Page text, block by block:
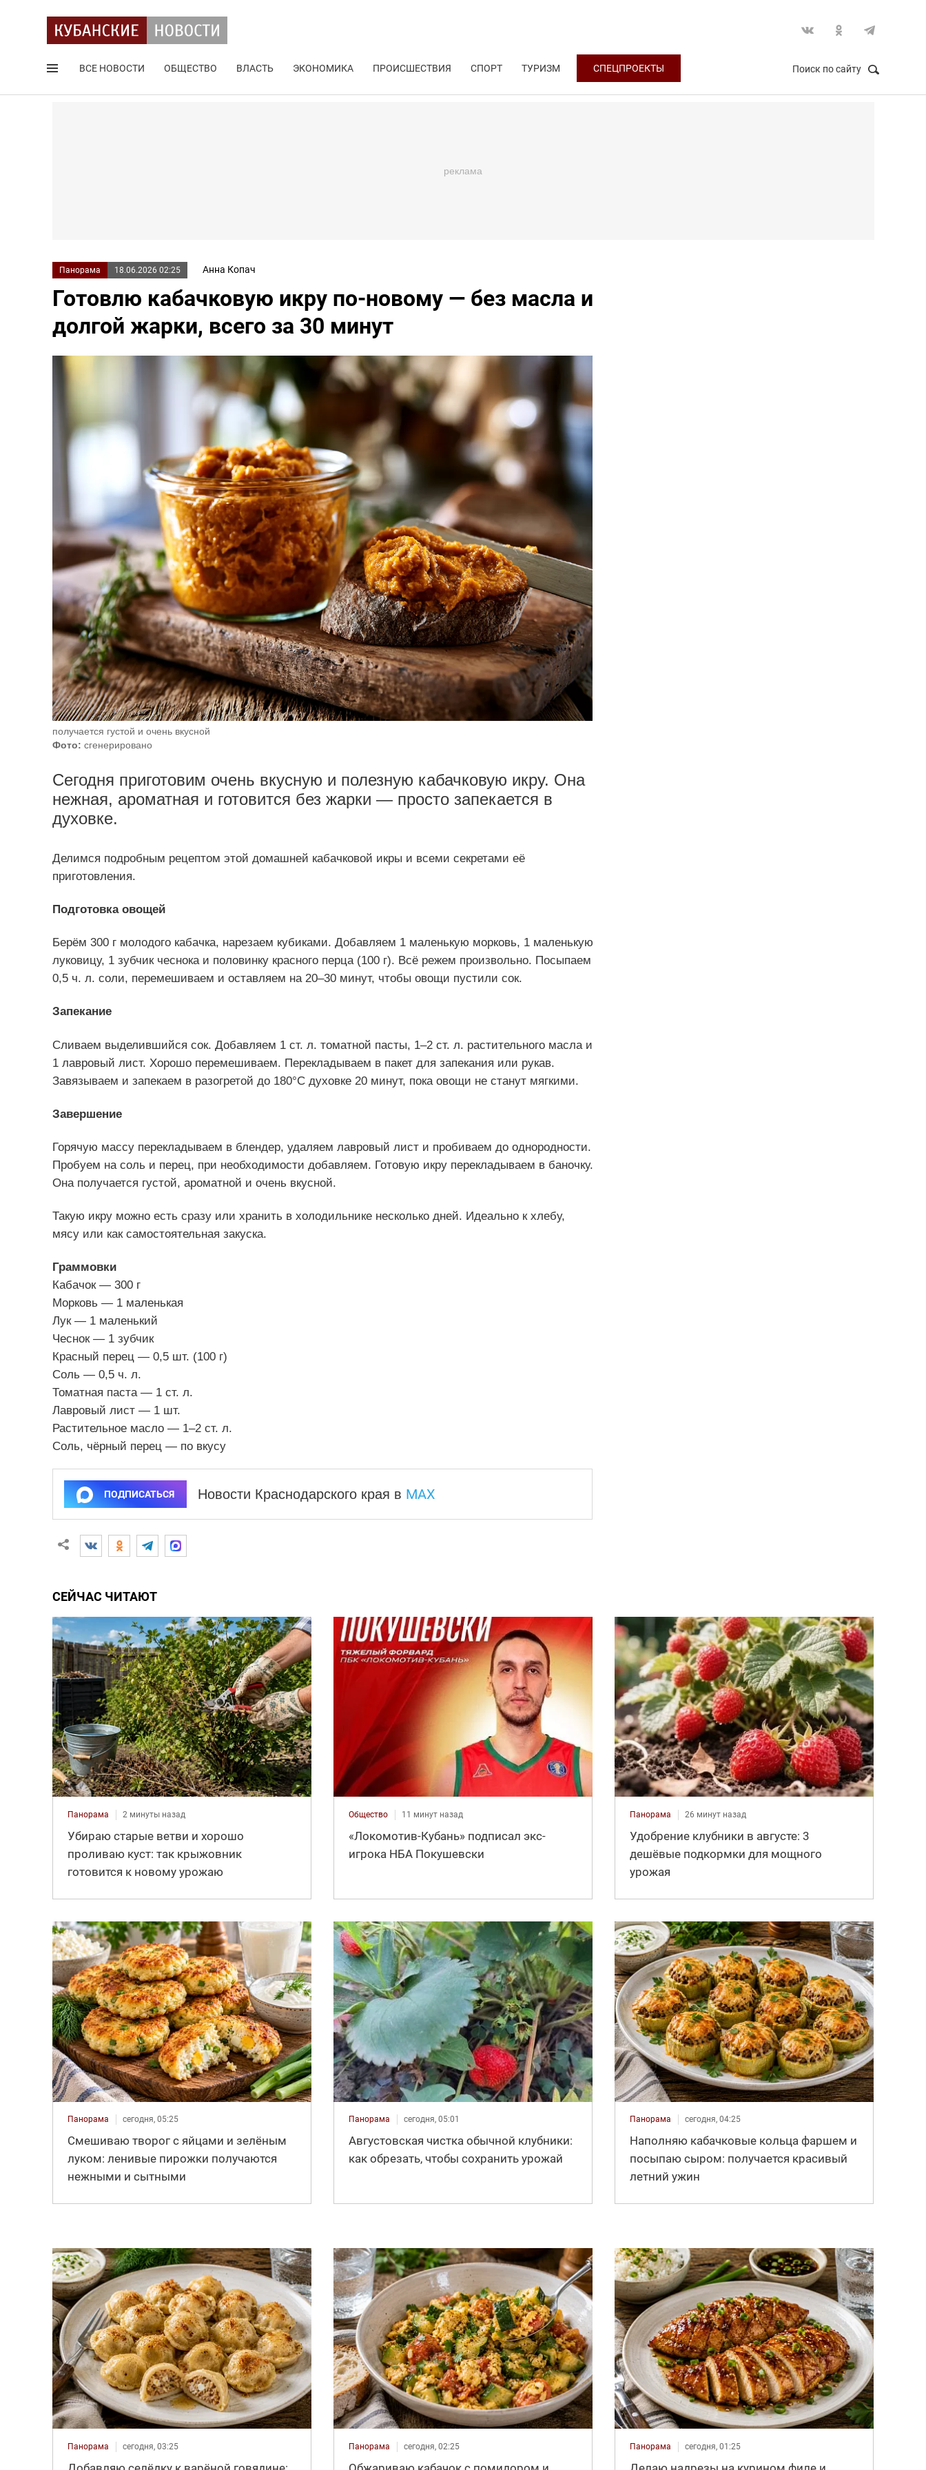
ВСЕ НОВОСТИ ОБЩЕСТВО ВЛАСТЬ ЭКОНОМИКА ПРОИСШЕСТВИЯ СПОРТ ТУРИЗМ СПЕЦПРОЕКТЫ Поиск по сайту
Панорама 18.06.2026 02:25 Анна Копач
Готовлю кабачковую икру по-новому — без масла и
долгой жарки, всего за 30 минут
получается густой и очень вкусной
Фото: сгенерировано
Сегодня приготовим очень вкусную и полезную кабачковую икру. Она
нежная, ароматная и готовится без жарки — просто запекается в
духовке.
Делимся подробным рецептом этой домашней кабачковой икры и всеми секретами её
приготовления.
Подготовка овощей
Берём 300 г молодого кабачка, нарезаем кубиками. Добавляем 1 маленькую морковь, 1 маленькую
луковицу, 1 зубчик чеснока и половинку красного перца (100 г). Всё режем произвольно. Посыпаем
0,5 ч. л. соли, перемешиваем и оставляем на 20–30 минут, чтобы овощи пустили сок.
Запекание
Сливаем выделившийся сок. Добавляем 1 ст. л. томатной пасты, 1–2 ст. л. растительного масла и
1 лавровый лист. Хорошо перемешиваем. Перекладываем в пакет для запекания или рукав.
Завязываем и запекаем в разогретой до 180°C духовке 20 минут, пока овощи не станут мягкими.
Завершение
Горячую массу перекладываем в блендер, удаляем лавровый лист и пробиваем до однородности.
Пробуем на соль и перец, при необходимости добавляем. Готовую икру перекладываем в баночку.
Она получается густой, ароматной и очень вкусной.
Такую икру можно есть сразу или хранить в холодильнике несколько дней. Идеально к хлебу,
мясу или как самостоятельная закуска.
Граммовки
Кабачок — 300 г
Морковь — 1 маленькая
Лук — 1 маленький
Чеснок — 1 зубчик
Красный перец — 0,5 шт. (100 г)
Соль — 0,5 ч. л.
Томатная паста — 1 ст. л.
Лавровый лист — 1 шт.
Растительное масло — 1–2 ст. л.
Соль, чёрный перец — по вкусу
ПОДПИСАТЬСЯ Новости Краснодарского края в MAX
СЕЙЧАС ЧИТАЮТ
Панорама 2 минуты назад
Убираю старые ветви и хорошо
проливаю куст: так крыжовник
готовится к новому урожаю
Общество 11 минут назад
«Локомотив-Кубань» подписал экс-
игрока НБА Покушевски
Панорама 26 минут назад
Удобрение клубники в августе: 3
дешёвые подкормки для мощного
урожая
Панорама сегодня, 05:25
Смешиваю творог с яйцами и зелёным
луком: ленивые пирожки получаются
нежными и сытными
Панорама сегодня, 05:01
Августовская чистка обычной клубники:
как обрезать, чтобы сохранить урожай
Панорама сегодня, 04:25
Наполняю кабачковые кольца фаршем и
посыпаю сыром: получается красивый
летний ужин
Панорама сегодня, 03:25 Панорама сегодня, 02:25 Панорама сегодня, 01:25